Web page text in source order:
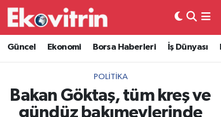
Güncel Ekonomi Borsa Haberleri İş Dünyası
POLITIKA
Bakan Göktaş, tüm kreş ve
gündüz bakımevlerinde
Güncel
Ekonomi
Borsa Haberleri
İş Dünyası
Hava Durumu
Trafik Durumu
Süper Lig Puan Durumu ve Fikstür
Tüm Manşetler